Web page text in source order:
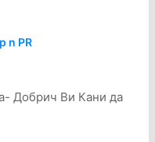
n PR
Добрич Ви Кани да